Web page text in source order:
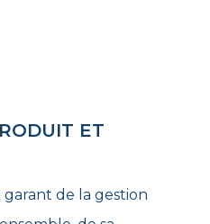
ET
de la gestion